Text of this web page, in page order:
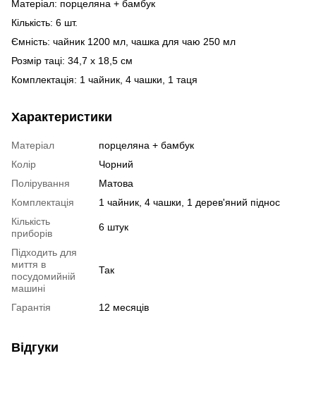
Матеріал: порцеляна + бамбук
Кількість: 6 шт.
Ємність: чайник 1200 мл, чашка для чаю 250 мл
Розмір таці: 34,7 x 18,5 см
Комплектація: 1 чайник, 4 чашки, 1 таця
Характеристики
Матеріал
порцеляна + бамбук
Колір
Чорний
Полірування
Матова
Комплектація
1 чайник, 4 чашки, 1 дерев'яний піднос
Кількість
приборів
6 штук
Підходить для
миття в
посудомийній
машині
Так
Гарантія 12 месяців
Відгуки